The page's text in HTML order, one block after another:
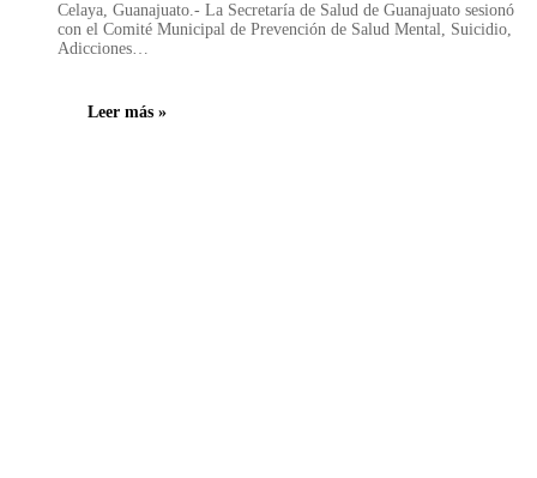
Celaya, Guanajuato.- La Secretaría de Salud de Guanajuato sesionó
con el Comité Municipal de Prevención de Salud Mental, Suicidio,
Adicciones…
Leer más »